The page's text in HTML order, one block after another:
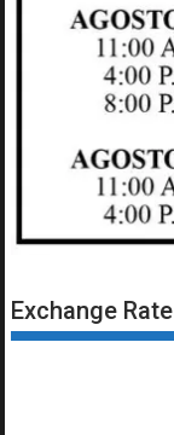
Exchange Rate